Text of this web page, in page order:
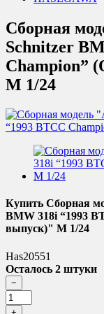
Сборная
Schnitzer
Champion”
М 1/24
Купить Сборная
BMW 318i “1993
выпуск)" М 1/24
Has20551
Осталось 2 штуки